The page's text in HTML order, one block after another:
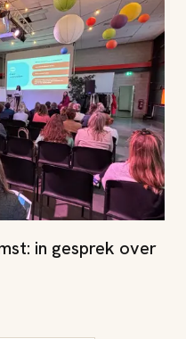
in gesprek over